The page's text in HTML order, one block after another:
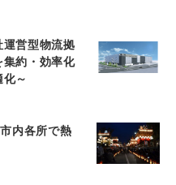
営型物流拠
集約・効率化
～
内各所で熱